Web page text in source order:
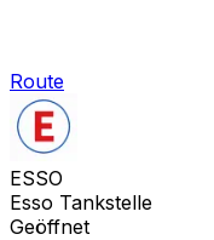
Route
ESSO
Esso Tankstelle
Geöffnet